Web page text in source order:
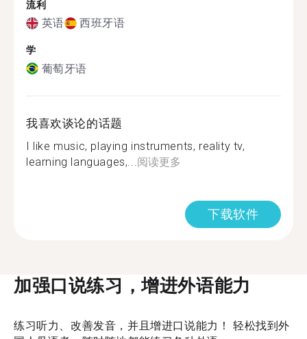
流利
英语 西班牙语
学
葡萄牙语
我喜欢谈论的话题
I like music, playing instruments, reality tv,
learning languages,... 阅读更多
下载软件
加强口说练习，增进外语能力
练习听力、改善发音，并且增进口说能力！ 轻松找到外